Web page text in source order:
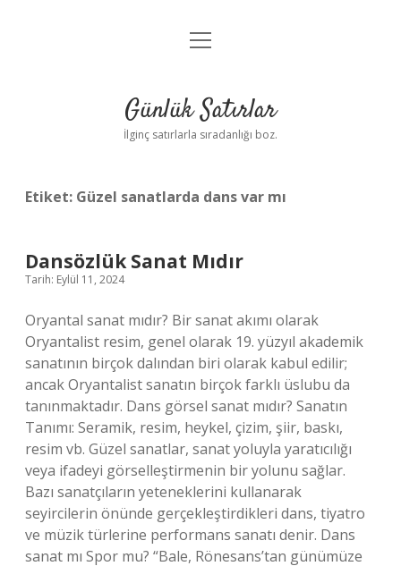
Anasayfa
Yasal Uyarı
menüyü
Günlük Satırlar
İlginç satırlarla sıradanlığı boz.
Etiket: Güzel sanatlarda dans var mı
Dansözlük Sanat Mıdır
Tarih: Eylül 11, 2024
Oryantal sanat mıdır? Bir sanat akımı olarak
Oryantalist resim, genel olarak 19. yüzyıl akademik
sanatının birçok dalından biri olarak kabul edilir;
ancak Oryantalist sanatın birçok farklı üslubu da
tanınmaktadır. Dans görsel sanat mıdır? Sanatın
Tanımı: Seramik, resim, heykel, çizim, şiir, baskı,
resim vb. Güzel sanatlar, sanat yoluyla yaratıcılığı
veya ifadeyi görselleştirmenin bir yolunu sağlar.
Bazı sanatçıların yeteneklerini kullanarak
seyircilerin önünde gerçekleştirdikleri dans, tiyatro
ve müzik türlerine performans sanatı denir. Dans
sanat mı Spor mu? “Bale, Rönesans’tan günümüze